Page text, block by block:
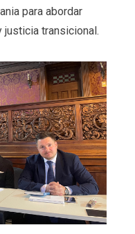
para abordar
justicia transicional.